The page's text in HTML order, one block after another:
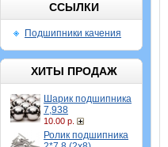
ССЫЛКИ
Подшипники качения
ХИТЫ ПРОДАЖ
Шарик подшипника
7,938
10.00 р.
Ролик подшипника